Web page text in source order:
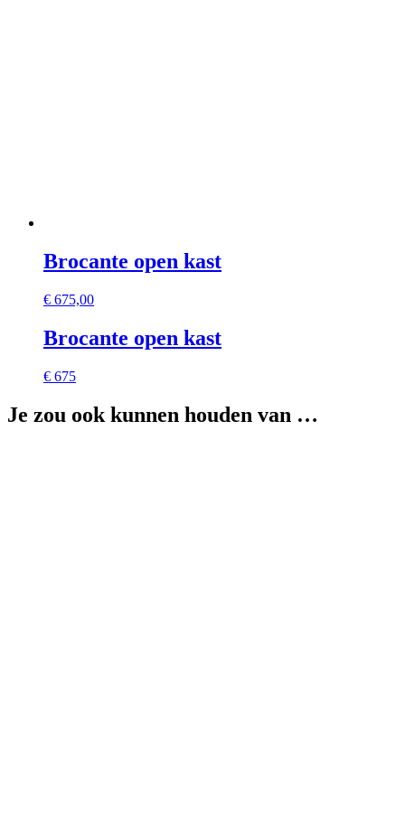
Brocante open kast
€ 675,00
Brocante open kast
€ 675
Je zou ook kunnen houden van …